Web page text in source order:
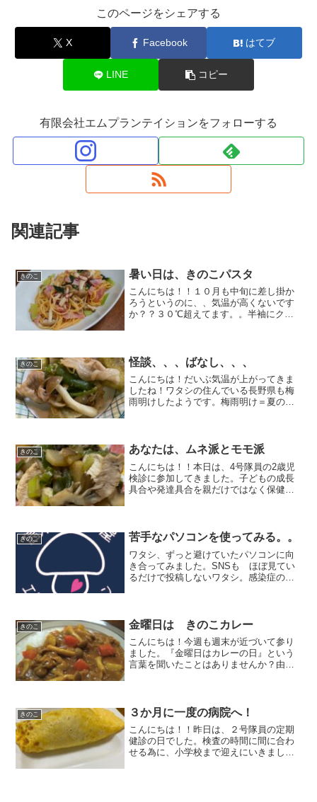
このページをシェアする
X Facebook はてブ
LINE コピー
有限会社エムプランテイションをフォローする
関連記事
きのこ 暑い日は、きのこパスタ
こんにちは！！１０月も中旬に差し掛か
ろうというのに、、気温が高くないです
か？？３０℃超えてます。。半袖にクー
ます。気温も高くて、、...
きのこ 怪談、、、ばなし、、、
こんにちは！だいぶ気温が上がってきま
したね！ワタシの住んでいる長野県も梅
雨明けしたようです。梅雨明け＝夏の始
よ、、、毎晩、、毎晩、、夜中...
きのこ あなたは、ムネ派とモモ派
こんにちは！！本日は、4号隊員の2歳児
検診に参加してきました。子どもの成長
具合や発達具合を親だけではなく保健士
う事もありますよね。そ...
きのこ 苦手なパソコンを使ってみる。。
ワタシ、ずっと避けていたパソコンに向
き合ってみました。SNSも ほぼ見てい
るだけで投稿しないワタシ。感染症の影
つけようにも、特段変わ...
きのこ 金曜日は きのこカレー
こんにちは！今週も週末が近づいて参り
ました。『金曜日はカレーの日』という
言葉を聞いたことはありませんか？由来
事にしている説が有力だそう...
きのこ ３か月に一度の病院へ！
こんにちは！！昨日は、２号隊員の定期
健診の日でした。検査の時間に間に合わ
せる為に、小学校まで迎えにいきまし